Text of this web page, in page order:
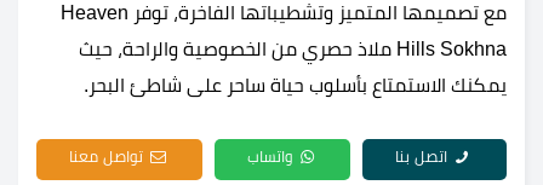
مع تصميمها المتميز وتشطيباتها الفاخرة، توفر Heaven
Hills Sokhna ملاذ حصري من الخصوصية والراحة، حيث
يمكنك الاستمتاع بأسلوب حياة ساحر على شاطئ البحر.
اتصل بنا واتساب تواصل معنا